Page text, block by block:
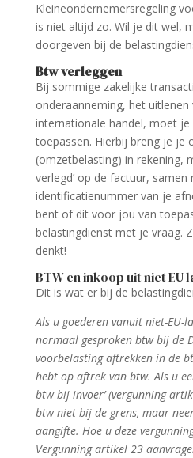
Kleineondernemersregeling
is niet altijd zo. Wil je dit wel,
doorgeven bij de
Btw verleggen
Bij sommige zakelijke
onderaanneming, het uitlenen
internationale handel, moet je
toepassen. Hierbij breng je je
(omzetbelasting) in rekening,
verlegd’ op de factuur,
identificatienummer van je
bent of dit voor jou van
belastingdienst met je vraag.
denkt!
BTW en inkoop uit niet EU
Dit is wat er bij de
Als u goederen vanuit niet-EU-
normaal gesproken btw bij de
voorbelasting aftrekken in de
hebt op aftrek van btw. Als u
btw bij invoer’ (vergunning
btw niet bij de grens, maar
aangifte. Hoe u deze
Vergunning artikel 23